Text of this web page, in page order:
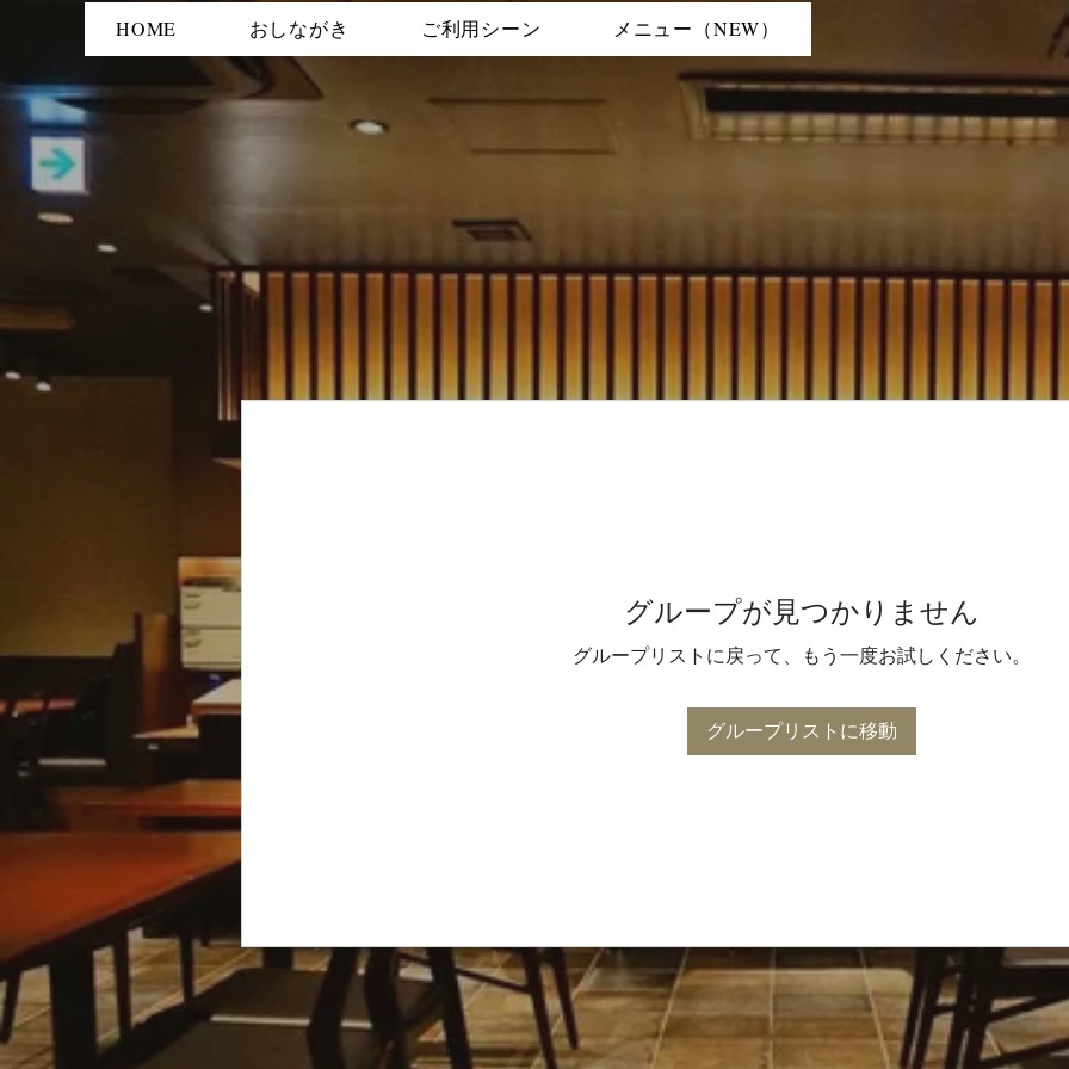
HOME おしながき ご利用シーン メニュー（NEW）
グループが見つかりません
グループリストに戻って、もう一度お試しください。
グループリストに移動